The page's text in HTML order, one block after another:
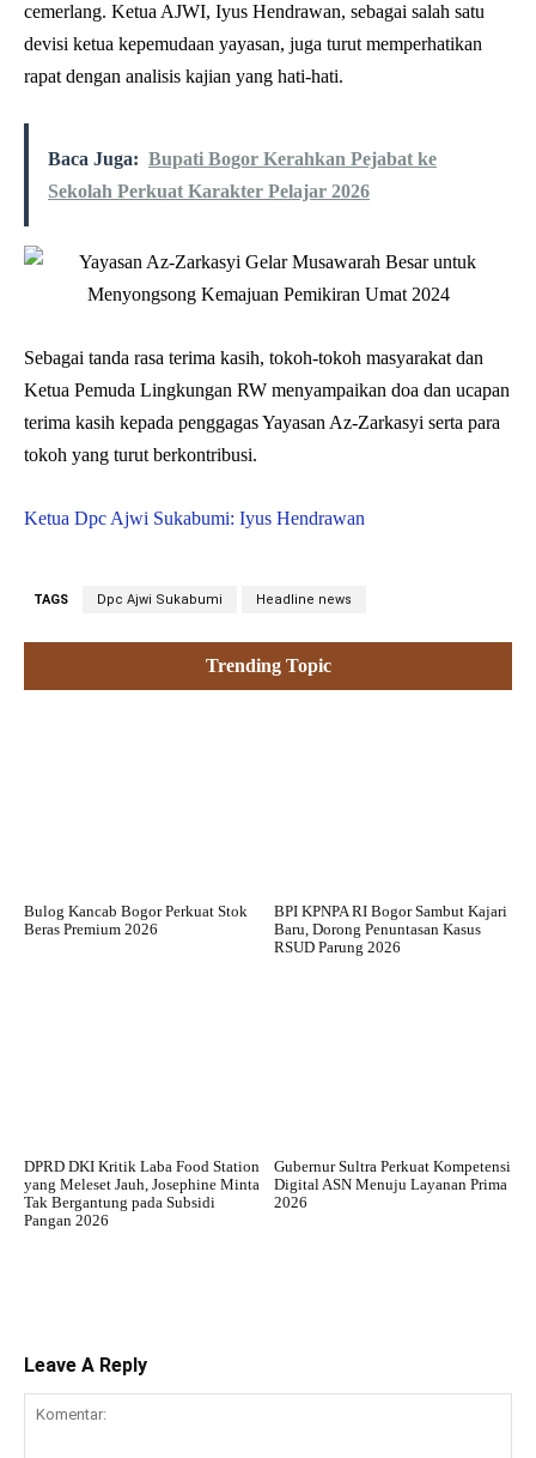
cemerlang. Ketua AJWI, Iyus Hendrawan, sebagai salah satu
devisi ketua kepemudaan yayasan, juga turut memperhatikan
rapat dengan analisis kajian yang hati-hati.
Baca Juga: Bupati Bogor Kerahkan Pejabat ke
Sekolah Perkuat Karakter Pelajar 2026
Sebagai tanda rasa terima kasih, tokoh-tokoh masyarakat dan
Ketua Pemuda Lingkungan RW menyampaikan doa dan ucapan
terima kasih kepada penggagas Yayasan Az-Zarkasyi serta para
tokoh yang turut berkontribusi.
Ketua Dpc Ajwi Sukabumi: Iyus Hendrawan
TAGS Dpc Ajwi Sukabumi Headline news
Trending Topic
Bulog Kancab Bogor Perkuat Stok
Beras Premium 2026
BPI KPNPA RI Bogor Sambut Kajari
Baru, Dorong Penuntasan Kasus
RSUD Parung 2026
DPRD DKI Kritik Laba Food Station
yang Meleset Jauh, Josephine Minta
Tak Bergantung pada Subsidi
Pangan 2026
Gubernur Sultra Perkuat Kompetensi
Digital ASN Menuju Layanan Prima
2026
Leave A Reply